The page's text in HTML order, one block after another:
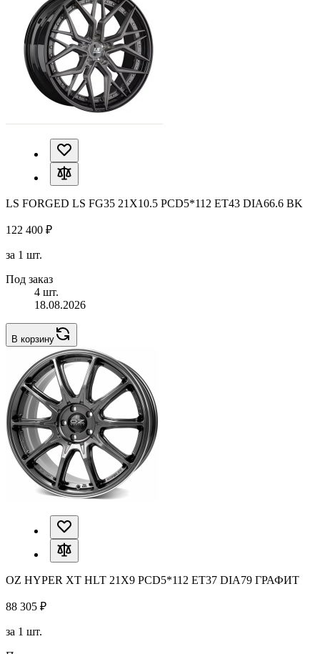
LS FORGED LS FG35 21X10.5 PCD5*112 ET43 DIA66.6 BK
122 400 ₽
за 1 шт.
Под заказ
4 шт.
18.08.2026
В корзину
OZ HYPER XT HLT 21X9 PCD5*112 ET37 DIA79 ГРАФИТ
88 305 ₽
за 1 шт.